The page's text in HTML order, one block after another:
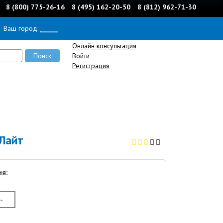
8 (800) 775-26-16 8 (495) 162-20-50 8 (812) 962-71-30
Ваш город:
Онлайн консультация
Войти
Регистрация
-